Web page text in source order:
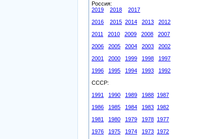
Россия:
2019
2018
2017
2016
2015 2014 2013
2012
2011
2010 2009 2008
2007
2006
2005 2004 2003
2002
2001
2000 1999 1998
1997
1996
1995 1994 1993
1992
СССР:
1991
1990 1989 1988 1987
1986
1985 1984 1983 1982
1981
1980 1979 1978 1977
1976
1975 1974 1973 1972